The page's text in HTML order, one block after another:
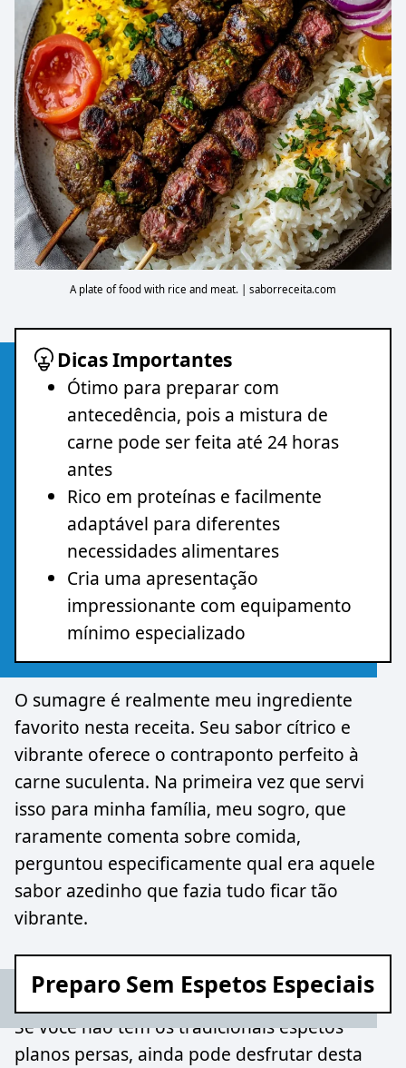
A plate of food with rice and meat. | saborreceita.com
Dicas Importantes
Ótimo para preparar com
antecedência, pois a mistura de
carne pode ser feita até 24 horas
antes
Rico em proteínas e facilmente
adaptável para diferentes
necessidades alimentares
Cria uma apresentação
impressionante com equipamento
mínimo especializado
O sumagre é realmente meu ingrediente
favorito nesta receita. Seu sabor cítrico e
vibrante oferece o contraponto perfeito à
carne suculenta. Na primeira vez que servi
isso para minha família, meu sogro, que
raramente comenta sobre comida,
perguntou especificamente qual era aquele
sabor azedinho que fazia tudo ficar tão
vibrante.
Preparo Sem Espetos Especiais
Se você não tem os tradicionais espetos
planos persas, ainda pode desfrutar desta